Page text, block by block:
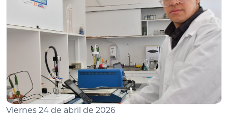
Viernes 24 de abril de 2026